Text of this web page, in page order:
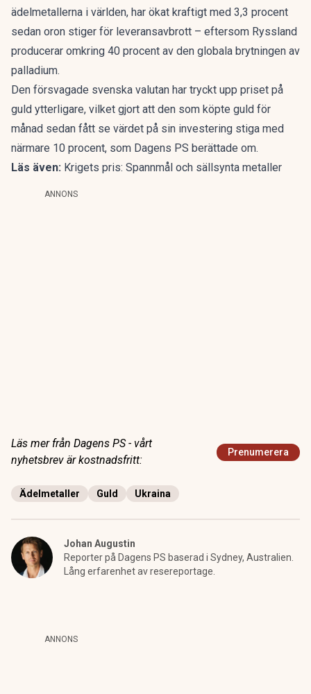
ädelmetallerna i världen, har ökat kraftigt med 3,3 procent
sedan oron stiger för leveransavbrott – eftersom Ryssland
producerar omkring 40 procent av den globala brytningen av
palladium.
Den försvagade svenska valutan har tryckt upp priset på
guld ytterligare, vilket gjort att den som köpte guld för
månad sedan fått se värdet på sin investering stiga med
närmare 10 procent, som Dagens PS berättade om.
Läs även: Krigets pris: Spannmål och sällsynta metaller
ANNONS
Läs mer från Dagens PS - vårt
nyhetsbrev är kostnadsfritt:
Prenumerera
Ädelmetaller Guld Ukraina
Johan Augustin
Reporter på Dagens PS baserad i Sydney, Australien.
Lång erfarenhet av resereportage.
ANNONS